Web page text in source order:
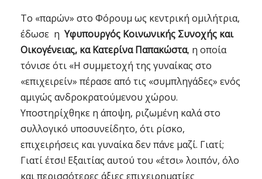
Το «παρών» στο Φόρουμ ως κεντρική ομιλήτρια,
έδωσε η Υφυπουργός Κοινωνικής Συνοχής και
Οικογένειας, κα Κατερίνα Παπακώστα, η οποία
τόνισε ότι «Η συμμετοχή της γυναίκας στο
«επιχειρείν» πέρασε από τις «συμπληγάδες» ενός
αμιγώς ανδροκρατούμενου χώρου.
Υποστηρίχθηκε η άποψη, ριζωμένη καλά στο
συλλογικό υποσυνείδητο, ότι ρίσκο,
επιχειρήσεις και γυναίκα δεν πάνε μαζί. Γιατί;
Γιατί έτσι! Εξαιτίας αυτού του «έτσι» λοιπόν, όλο
και περισσότερες άξιες επιχειρηματίες